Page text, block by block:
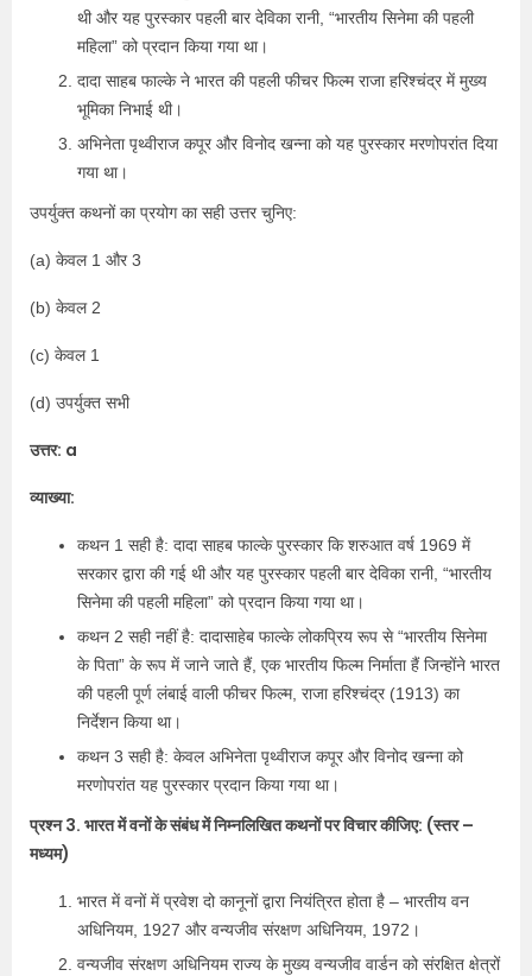
थी और यह पुरस्कार पहली बार देविका रानी, “भारतीय सिनेमा की पहली
महिला” को प्रदान किया गया था।
दादा साहब फाल्के ने भारत की पहली फीचर फिल्म राजा हरिश्चंद्र में मुख्य
भूमिका निभाई थी।
अभिनेता पृथ्वीराज कपूर और विनोद खन्ना को यह पुरस्कार मरणोपरांत दिया
गया था।
उपर्युक्त कथनों का प्रयोग का सही उत्तर चुनिए:
(a) केवल 1 और 3
(b) केवल 2
(c) केवल 1
(d) उपर्युक्त सभी
उत्तर: a
व्याख्या:
कथन 1 सही है: दादा साहब फाल्के पुरस्कार कि शरुआत वर्ष 1969 में
सरकार द्वारा की गई थी और यह पुरस्कार पहली बार देविका रानी, “भारतीय
सिनेमा की पहली महिला” को प्रदान किया गया था।
कथन 2 सही नहीं है: दादासाहेब फाल्के लोकप्रिय रूप से “भारतीय सिनेमा
के पिता” के रूप में जाने जाते हैं, एक भारतीय फिल्म निर्माता हैं जिन्होंने भारत
की पहली पूर्ण लंबाई वाली फीचर फिल्म, राजा हरिश्चंद्र (1913) का
निर्देशन किया था।
कथन 3 सही है: केवल अभिनेता पृथ्वीराज कपूर और विनोद खन्ना को
मरणोपरांत यह पुरस्कार प्रदान किया गया था।
प्रश्न 3. भारत में वनों के संबंध में निम्नलिखित कथनों पर विचार कीजिए: (स्तर –
मध्यम)
भारत में वनों में प्रवेश दो कानूनों द्वारा नियंत्रित होता है – भारतीय वन
अधिनियम, 1927 और वन्यजीव संरक्षण अधिनियम, 1972।
वन्यजीव संरक्षण अधिनियम राज्य के मुख्य वन्यजीव वार्डन को संरक्षित क्षेत्रों